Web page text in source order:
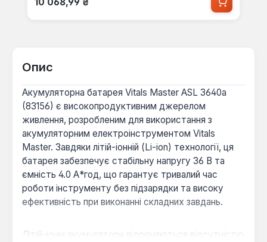
10 068,99 ₴
Опис
Акумуляторна батарея Vitals Master ASL 3640a
(83156) є високопродуктивним джерелом
живлення, розробленим для використання з
акумуляторним електроінструментом Vitals
Master. Завдяки літій-іонній (Li-ion) технології, ця
батарея забезпечує стабільну напругу 36 В та
ємність 4.0 А*год, що гарантує тривалий час
роботи інструменту без підзарядки та високу
ефективність при виконанні складних завдань.
Літій-іонні акумулятори відрізняються відсутністю